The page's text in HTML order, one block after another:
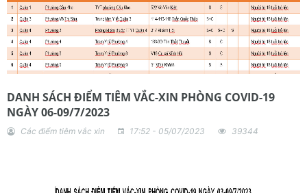
DANH SÁCH ĐIỂM TIÊM VẮC-XIN PHÒNG COVID-19
NGÀY 06-09/7/2023
Các điểm tiêm vắc xin 17:52 - 05/07/2023 39344